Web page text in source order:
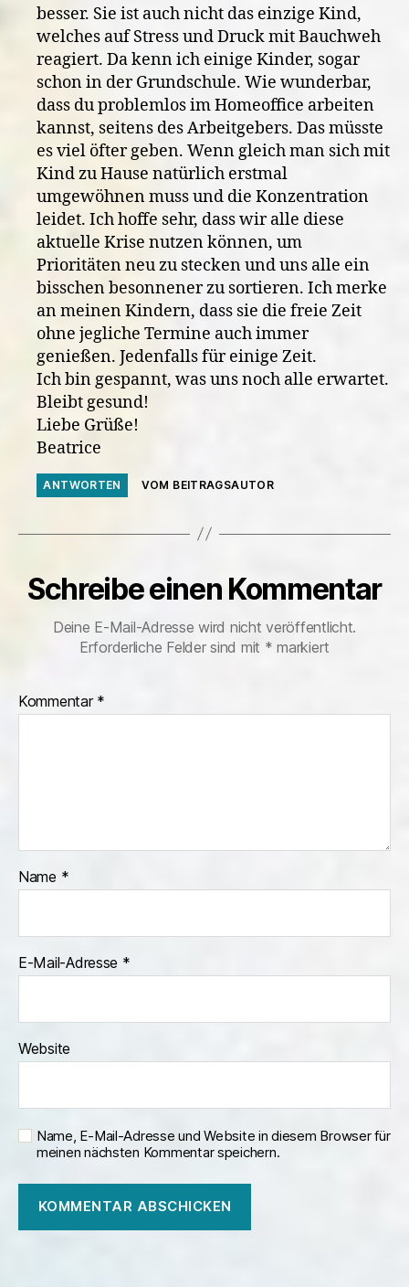
besser. Sie ist auch nicht das einzige Kind,
welches auf Stress und Druck mit Bauchweh
reagiert. Da kenn ich einige Kinder, sogar
schon in der Grundschule. Wie wunderbar,
dass du problemlos im Homeoffice arbeiten
kannst, seitens des Arbeitgebers. Das müsste
es viel öfter geben. Wenn gleich man sich mit
Kind zu Hause natürlich erstmal
umgewöhnen muss und die Konzentration
leidet. Ich hoffe sehr, dass wir alle diese
aktuelle Krise nutzen können, um
Prioritäten neu zu stecken und uns alle ein
bisschen besonnener zu sortieren. Ich merke
an meinen Kindern, dass sie die freie Zeit
ohne jegliche Termine auch immer
genießen. Jedenfalls für einige Zeit.
Ich bin gespannt, was uns noch alle erwartet.
Bleibt gesund!
Liebe Grüße!
Beatrice
ANTWORTEN VOM BEITRAGSAUTOR
Schreibe einen Kommentar
Deine E-Mail-Adresse wird nicht veröffentlicht.
Erforderliche Felder sind mit * markiert
Kommentar *
Name *
E-Mail-Adresse *
Website
Name, E-Mail-Adresse und Website in diesem Browser für
meinen nächsten Kommentar speichern.